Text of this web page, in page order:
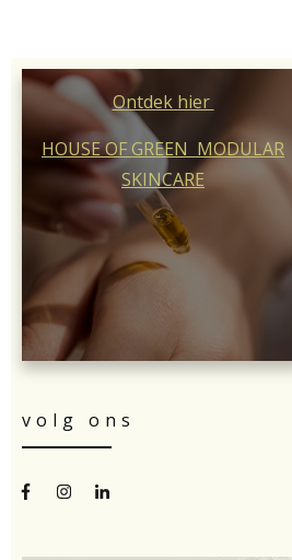
Ontdek hier
HOUSE OF GREEN MODULAR
SKINCARE
volg ons